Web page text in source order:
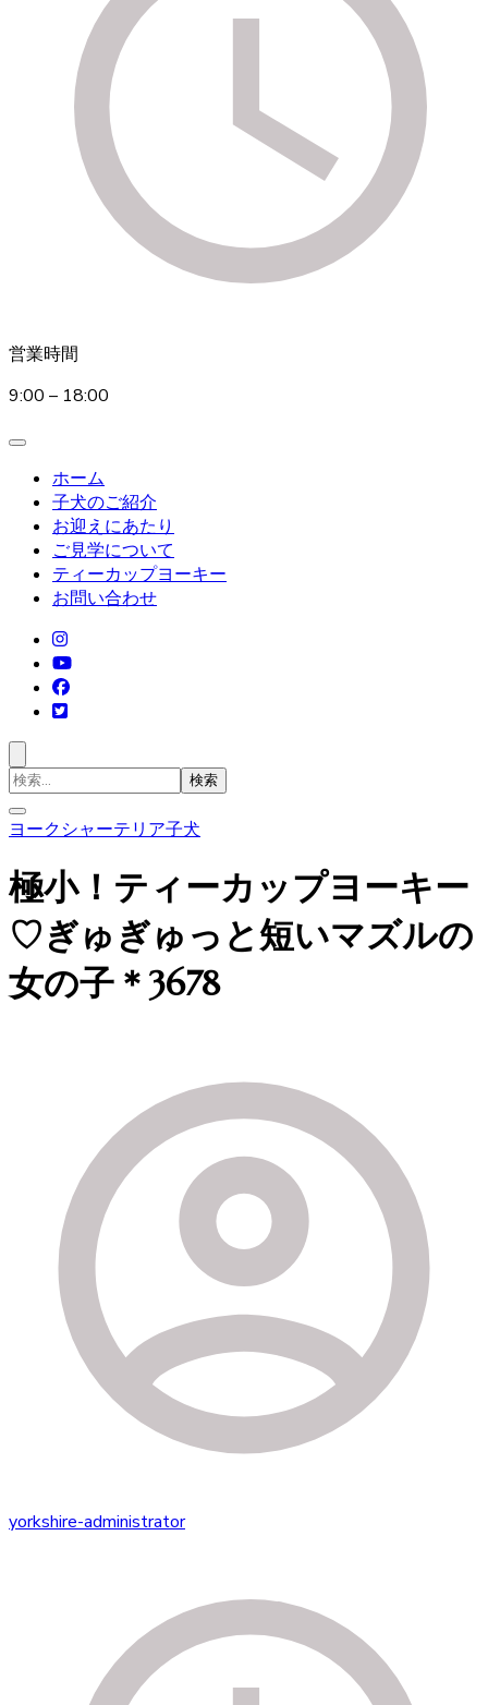
営業時間
9:00 – 18:00
ホーム
子犬のご紹介
お迎えにあたり
ご見学について
ティーカップヨーキー
お問い合わせ
検
索
対
ヨークシャーテリア子犬
極小！ティーカップヨーキー
♡ぎゅぎゅっと短いマズルの
女の子＊3678
yorkshire-administrator